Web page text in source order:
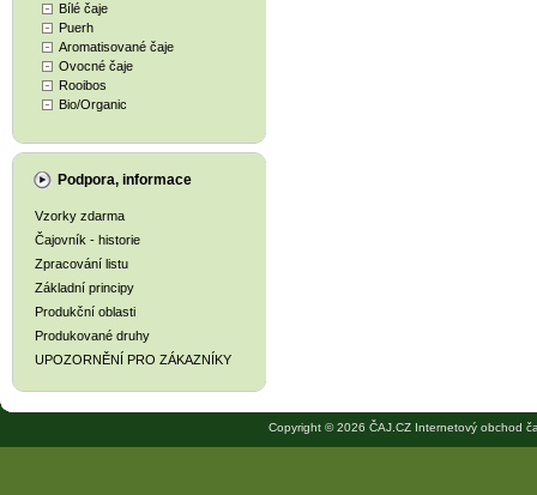
Bílé čaje
Puerh
Aromatisované čaje
Ovocné čaje
Rooibos
Bio/Organic
Podpora, informace
Vzorky zdarma
Čajovník - historie
Zpracování listu
Základní principy
Produkční oblasti
Produkované druhy
UPOZORNĚNÍ PRO ZÁKAZNÍKY
Copyright © 2026 ČAJ.CZ Internetový obchod